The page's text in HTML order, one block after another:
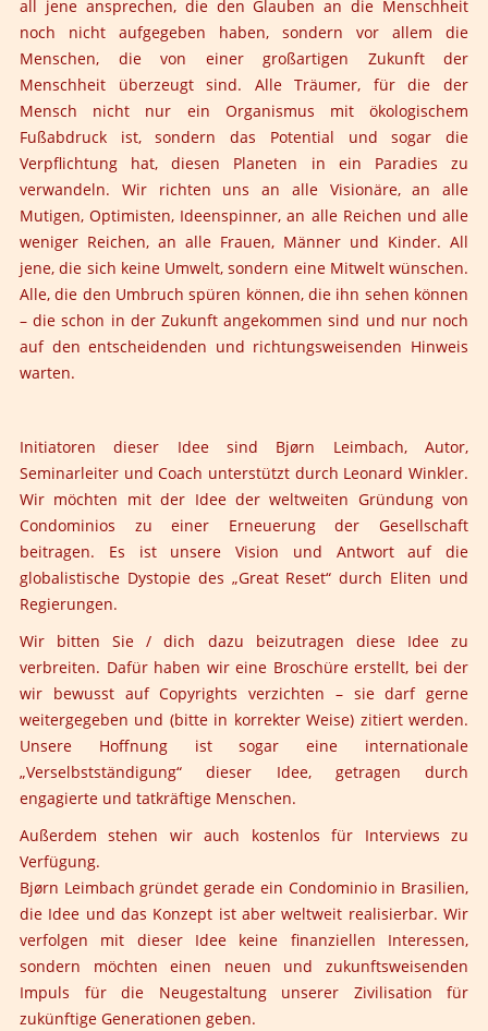
all jene ansprechen, die den Glauben an die Menschheit
noch nicht aufgegeben haben, sondern vor allem die
Menschen, die von einer großartigen Zukunft der
Menschheit überzeugt sind. Alle Träumer, für die der
Mensch nicht nur ein Organismus mit ökologischem
Fußabdruck ist, sondern das Potential und sogar die
Verpflichtung hat, diesen Planeten in ein Paradies zu
verwandeln. Wir richten uns an alle Visionäre, an alle
Mutigen, Optimisten, Ideenspinner, an alle Reichen und alle
weniger Reichen, an alle Frauen, Männer und Kinder. All
jene, die sich keine Umwelt, sondern eine Mitwelt wünschen.
Alle, die den Umbruch spüren können, die ihn sehen können
– die schon in der Zukunft angekommen sind und nur noch
auf den entscheidenden und richtungsweisenden Hinweis
warten.
Initiatoren dieser Idee sind Bjørn Leimbach, Autor,
Seminarleiter und Coach unterstützt durch Leonard Winkler.
Wir möchten mit der Idee der weltweiten Gründung von
Condominios zu einer Erneuerung der Gesellschaft
beitragen. Es ist unsere Vision und Antwort auf die
globalistische Dystopie des „Great Reset“ durch Eliten und
Regierungen.
Wir bitten Sie / dich dazu beizutragen diese Idee zu
verbreiten. Dafür haben wir eine Broschüre erstellt, bei der
wir bewusst auf Copyrights verzichten – sie darf gerne
weitergegeben und (bitte in korrekter Weise) zitiert werden.
Unsere Hoffnung ist sogar eine internationale
„Verselbstständigung“ dieser Idee, getragen durch
engagierte und tatkräftige Menschen.
Außerdem stehen wir auch kostenlos für Interviews zu
Verfügung.
Bjørn Leimbach gründet gerade ein Condominio in Brasilien,
die Idee und das Konzept ist aber weltweit realisierbar. Wir
verfolgen mit dieser Idee keine finanziellen Interessen,
sondern möchten einen neuen und zukunftsweisenden
Impuls für die Neugestaltung unserer Zivilisation für
zukünftige Generationen geben.